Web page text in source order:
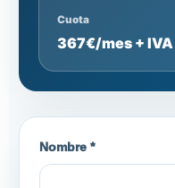
Cuota
367€/mes + IVA
Nombre *